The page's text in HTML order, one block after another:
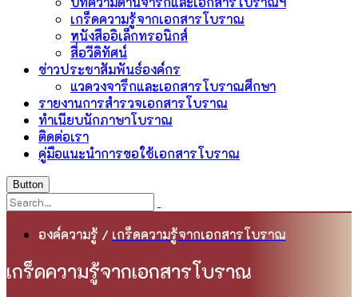
เกร็ดความรู้จากเอกสารโบราณ
หนังสืออิเล็กทรอนิกส์
สื่อวีดิทัศน์
ข่าวประชาสัมพันธ์องค์กร
แวดวงจารึกและเอกสารโบราณศึกษา
รายงานการสำรวจเอกสารโบราณ
ทำเนียบนักภาษาโบราณ
ติดต่อเรา
คู่มือแนะนำการขอใช้เอกสารโบราณ
Button
องค์ความรู้ / เกร็ดความรู้จากเอกสารโบราณ
เกร็ดความรู้จากเอกสารโบราณ